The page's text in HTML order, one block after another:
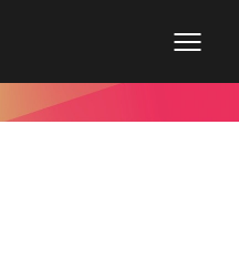
de news $imageentete